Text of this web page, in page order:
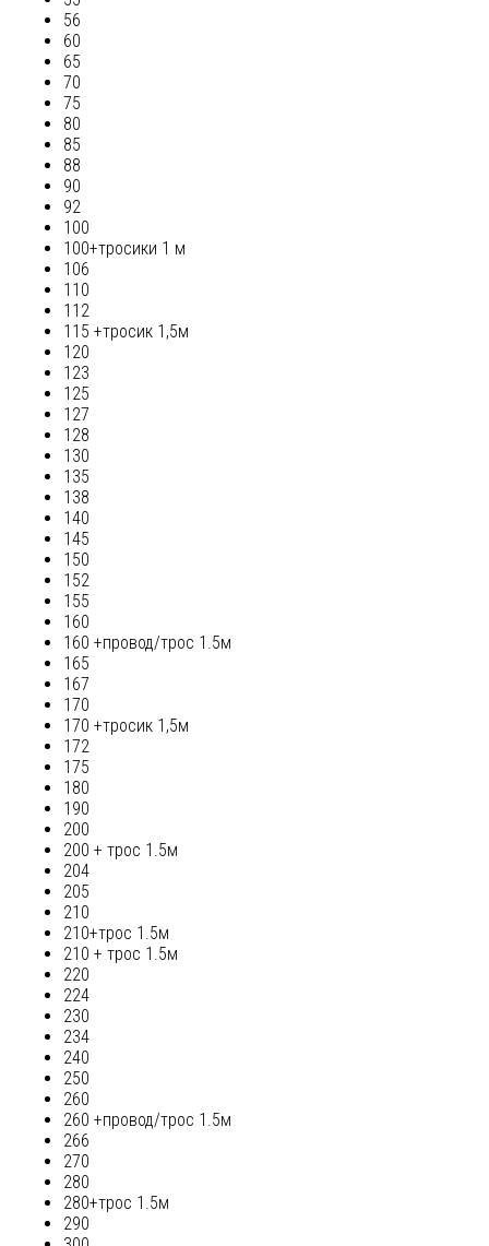
56
60
65
70
75
80
85
88
90
92
100
100+тросики 1 м
106
110
112
115 +тросик 1,5м
120
123
125
127
128
130
135
138
140
145
150
152
155
160
160 +провод/трос 1.5м
165
167
170
170 +тросик 1,5м
172
175
180
190
200
200 + трос 1.5м
204
205
210
210+трос 1.5м
210 + трос 1.5м
220
224
230
234
240
250
260
260 +провод/трос 1.5м
266
270
280
280+трос 1.5м
290